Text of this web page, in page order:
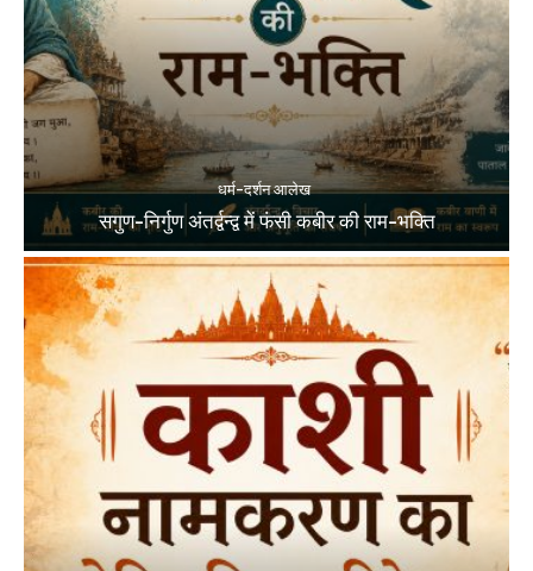
धर्म-दर्शन आलेख
सगुण-निर्गुण अंतर्द्वन्द्व में फंसी कबीर की राम-भक्ति